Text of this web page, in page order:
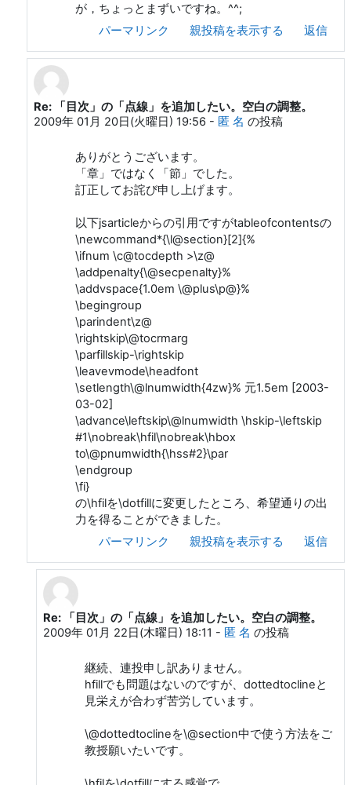
が，ちょっとまずいですね。^^;
パーマリンク
親投稿を表示する 返信
匿 名 への返信
Re: 「目次」の「点線」を追加したい。空白の調整。
2009年 01月 20日(火曜日) 19:56- 匿 名 の投稿
ありがとうございます。
「章」ではなく「節」でした。
訂正してお詫び申し上げます。
以下jsarticleからの引用ですがtableofcontentsの
\newcommand*{\l@section}[2]{%
\ifnum \c@tocdepth >\z@
\addpenalty{\@secpenalty}%
\addvspace{1.0em \@plus\p@}%
\begingroup
\parindent\z@
\rightskip\@tocrmarg
\parfillskip-\rightskip
\leavevmode\headfont
\setlength\@lnumwidth{4zw}% 元1.5em [2003-
03-02]
\advance\leftskip\@lnumwidth \hskip-\leftskip
#1\nobreak\hfil\nobreak\hbox
to\@pnumwidth{\hss#2}\par
\endgroup
\fi}
の\hfilを\dotfillに変更したところ、希望通りの出
力を得ることができました。
パーマリンク
親投稿を表示する 返信
匿 名 への返信
Re: 「目次」の「点線」を追加したい。空白の調整。
2009年 01月 22日(木曜日) 18:11 - 匿 名 の投稿
継続、連投申し訳ありません。
hfillでも問題はないのですが、dottedtoclineと
見栄えが合わず苦労しています。
\@dottedtoclineを\@section中で使う方法をご
教授願いたいです。